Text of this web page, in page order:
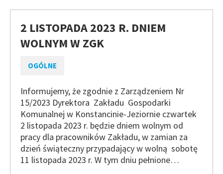
2 LISTOPADA 2023 R. DNIEM
WOLNYM W ZGK
OGÓLNE
Informujemy, że zgodnie z Zarządzeniem Nr
15/2023 Dyrektora Zakładu Gospodarki
Komunalnej w Konstancinie-Jeziornie czwartek
2 listopada 2023 r. będzie dniem wolnym od
pracy dla pracowników Zakładu, w zamian za
dzień świąteczny przypadający w wolną sobotę
11 listopada 2023 r. W tym dniu pełnione…